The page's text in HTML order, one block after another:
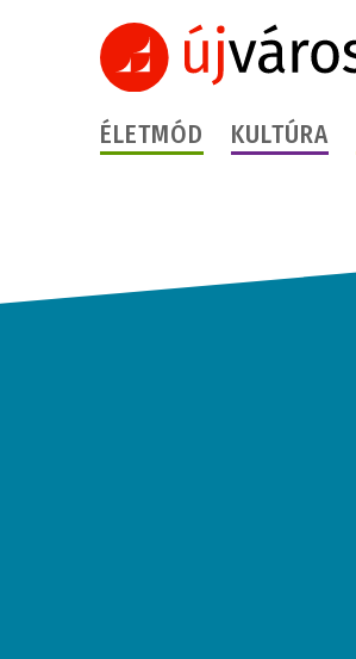
ÉLETMÓD KULTÚRA